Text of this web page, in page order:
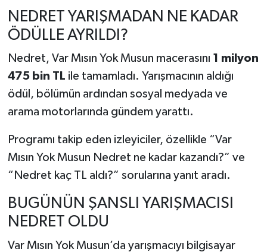
NEDRET YARIŞMADAN NE KADAR
ÖDÜLLE AYRILDI?
Nedret, Var Mısın Yok Musun macerasını 1 milyon
475 bin TL ile tamamladı. Yarışmacının aldığı
ödül, bölümün ardından sosyal medyada ve
arama motorlarında gündem yarattı.
Programı takip eden izleyiciler, özellikle “Var
Mısın Yok Musun Nedret ne kadar kazandı?” ve
“Nedret kaç TL aldı?” sorularına yanıt aradı.
BUGÜNÜN ŞANSLI YARIŞMACISI
NEDRET OLDU
Var Mısın Yok Musun’da yarışmacıyı bilgisayar